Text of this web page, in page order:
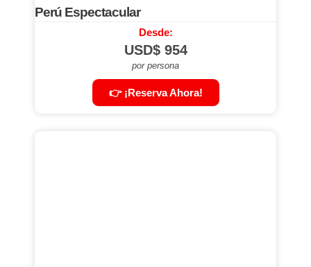
Perú Espectacular
Desde:
USD$954
por persona
👉 ¡Reserva Ahora!